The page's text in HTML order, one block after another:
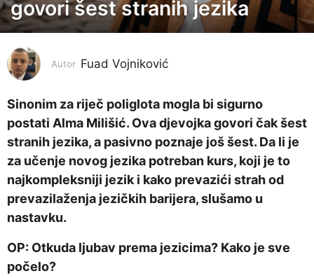
g
o
i
n
a
p
r
i
j
e
5
o
d
govori šest stranih jezika
Autor Fuad Vojniković
Sinonim za riječ poliglota mogla bi sigurno
postati Alma Milišić. Ova djevojka govori čak šest
stranih jezika, a pasivno poznaje još šest. Da li je
za učenje novog jezika potreban kurs, koji je to
najkompleksniji jezik i kako prevazići strah od
prevazilaženja jezičkih barijera, slušamo u
nastavku.
OP: Otkuda ljubav prema jezicima? Kako je sve
počelo?